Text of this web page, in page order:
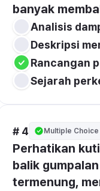
banyak
Analisis
Deskripsi
Rancangan
Sejarah
# 4 Multiple Choice
Perhatikan
balik
termenung,